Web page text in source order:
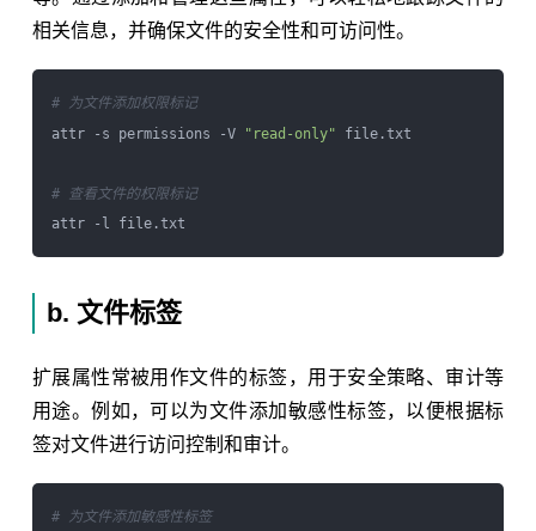
相关信息，并确保文件的安全性和可访问性。
# 为文件添加权限标记
attr -s permissions -V
"read-only" file.txt
# 查看文件的权限标记
b. 文件标签
扩展属性常被用作文件的标签，用于安全策略、审计等
用途。例如，可以为文件添加敏感性标签，以便根据标
签对文件进行访问控制和审计。
# 为文件添加敏感性标签